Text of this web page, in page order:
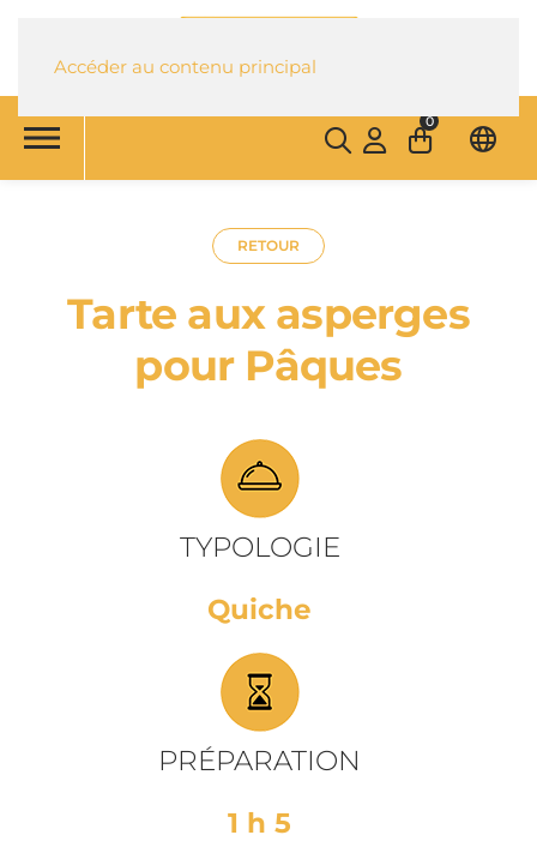
Accéder au contenu principal
0
RETOUR
Tarte aux asperges
pour Pâques
TYPOLOGIE
Quiche
PRÉPARATION
1 h 5